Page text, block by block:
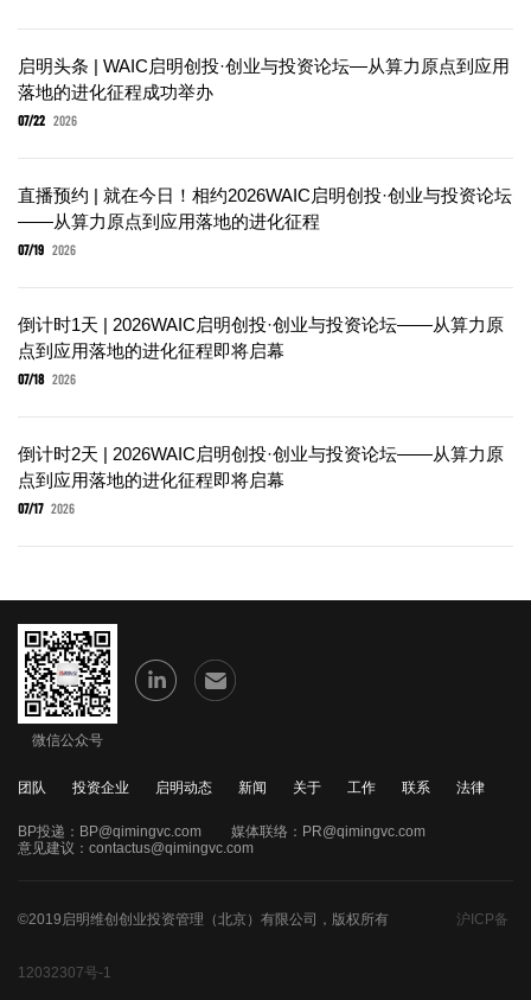
启明头条 | WAIC启明创投·创业与投资论坛—从算力原点到应用
落地的进化征程成功举办
07/22 2026
直播预约 | 就在今日！相约2026WAIC启明创投·创业与投资论坛
——从算力原点到应用落地的进化征程
07/19 2026
倒计时1天 | 2026WAIC启明创投·创业与投资论坛——从算力原
点到应用落地的进化征程即将启幕
07/18 2026
倒计时2天 | 2026WAIC启明创投·创业与投资论坛——从算力原
点到应用落地的进化征程即将启幕
07/17 2026
微信公众号
团队 投资企业 启明动态 新闻 关于 工作 联系 法律
BP投递： BP@qimingvc.com 媒体联络： PR@qimingvc.com
意见建议： contactus@qimingvc.com
©2019启明维创创业投资管理（北京）有限公司，版权所有 沪ICP备
12032307号-1